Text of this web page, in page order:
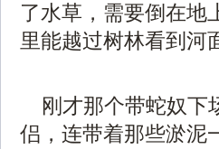
了水草，需要倒在地
里能越过树林看到河
刚才那个带蛇奴下
侣，连带着那些淤泥